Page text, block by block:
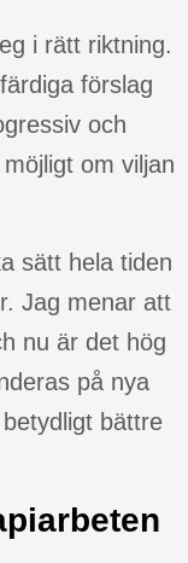
i rätt riktning.
förslag
och
om viljan
sätt hela tiden
Jag menar att
nu är det hög
på nya
bättre